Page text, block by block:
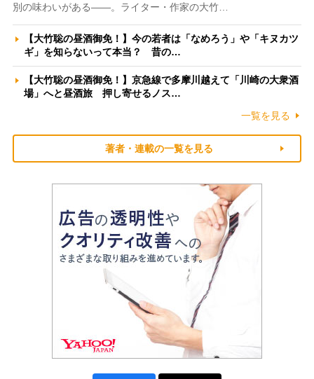
別の味わいがある――。ライター・作家の大竹…
【大竹聡の昼酒御免！】今の若者は「なめろう」や「キヌカツ
ギ」を知らないって本当？ 昔の…
【大竹聡の昼酒御免！】京急線で多摩川越えて「川崎の大衆酒
場」へと昼酒旅 押し寄せるノス…
一覧を見る
著者・連載の一覧を見る